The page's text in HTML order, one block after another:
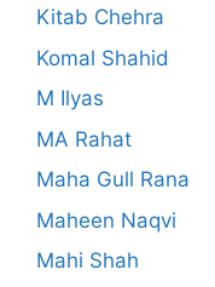
Kitab Chehra
Komal Shahid
M Ilyas
MA Rahat
Maha Gull Rana
Maheen Naqvi
Mahi Shah